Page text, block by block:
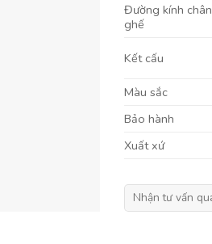
Đường kính chân
ghế
Kết cấu
Màu sắc
Bảo hành
Xuất xứ